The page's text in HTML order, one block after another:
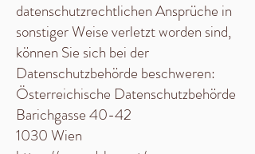
datenschutzrechtlichen Ansprüche in
sonstiger Weise verletzt worden sind,
können Sie sich bei der
Datenschutzbehörde beschweren:
Österreichische Datenschutzbehörde
Barichgasse 40-42
1030 Wien